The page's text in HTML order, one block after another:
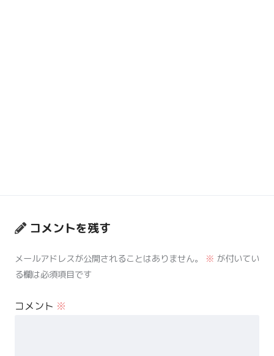
コメントを残す
メールアドレスが公開されることはありません。 ※ が付いてい
る欄は必須項目です
コメント ※